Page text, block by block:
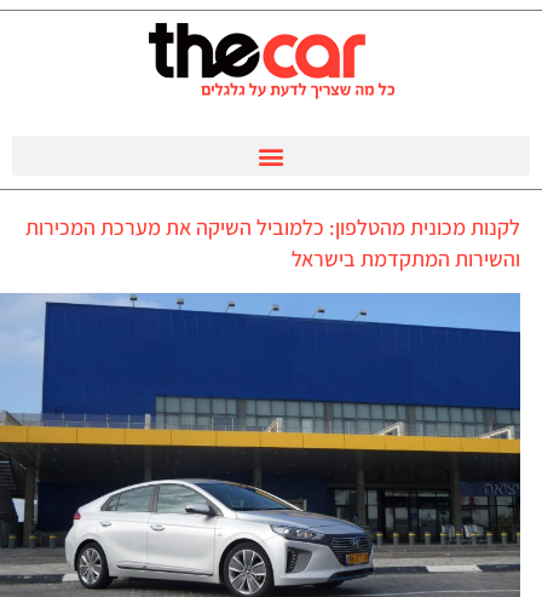
לקנות מכונית מהטלפון: כלמוביל השיקה את מערכת המכירות
והשירות המתקדמת בישראל